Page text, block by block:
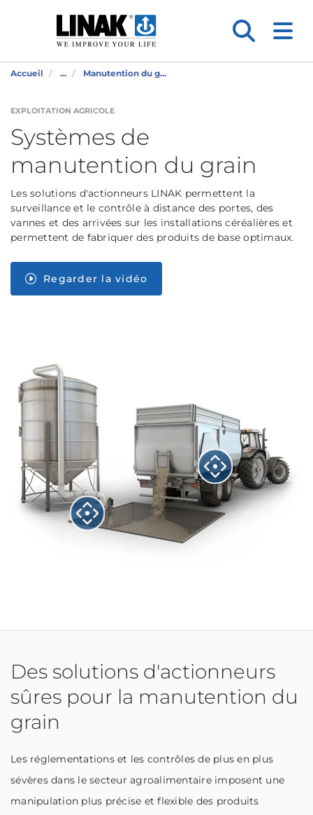
Accueil ... Manutention du g...
EXPLOITATION AGRICOLE
Systèmes de
manutention du grain
Les solutions d'actionneurs LINAK permettent la
surveillance et le contrôle à distance des portes, des
vannes et des arrivées sur les installations céréalières et
permettent de fabriquer des produits de base optimaux.
Regarder la vidéo
Des solutions d'actionneurs
sûres pour la manutention du
grain
Les réglementations et les contrôles de plus en plus
sévères dans le secteur agroalimentaire imposent une
manipulation plus précise et flexible des produits